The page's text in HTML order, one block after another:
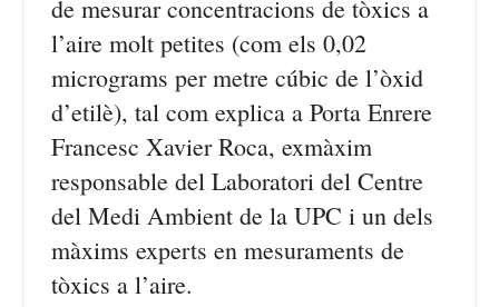
de mesurar concentracions de tòxics a
l’aire molt petites (com els 0,02
micrograms per metre cúbic de l’òxid
d’etilè), tal com explica a Porta Enrere
Francesc Xavier Roca, exmàxim
responsable del Laboratori del Centre
del Medi Ambient de la UPC i un dels
màxims experts en mesuraments de
tòxics a l’aire.